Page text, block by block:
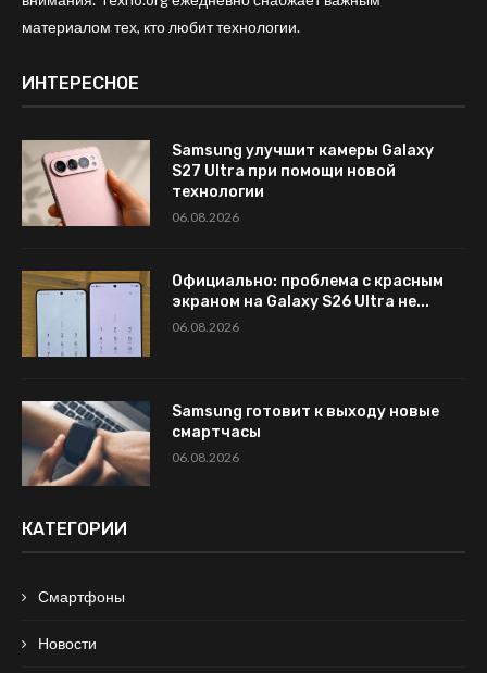
материалом тех, кто любит технологии.
ИНТЕРЕСНОЕ
Samsung улучшит камеры Galaxy
S27 Ultra при помощи новой
технологии
06.08.2026
Официально: проблема с красным
экраном на Galaxy S26 Ultra не...
06.08.2026
Samsung готовит к выходу новые
смартчасы
06.08.2026
КАТЕГОРИИ
Смартфоны
Новости